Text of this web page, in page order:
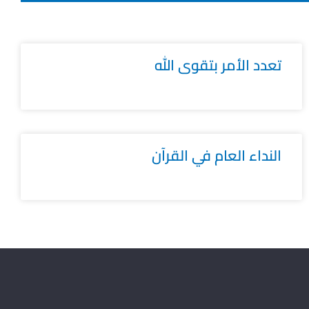
تعدد الأمر بتقوى الله
النداء العام في القرآن